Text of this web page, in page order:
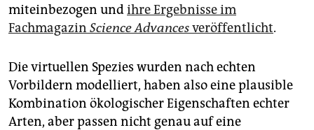
miteinbezogen undihre Ergebnisse im
Fachmagazin Science Advancesveröffentlicht.
Die virtuellen Spezies wurden nach echten
Vorbildern modelliert, haben also eine plausible
Kombination ökologischer Eigenschaften echter
Arten, aber passen nicht genau auf eine